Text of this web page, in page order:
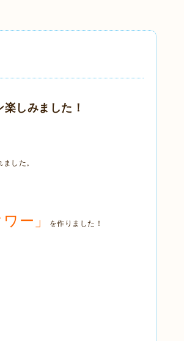
しみました！
した。
ー」 を作りました！